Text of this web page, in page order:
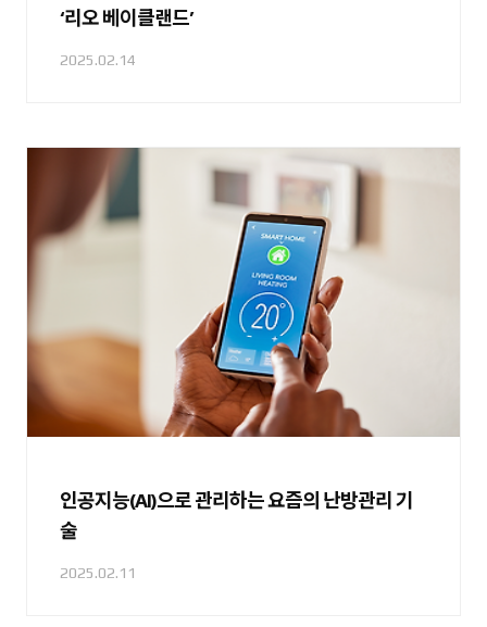
‘리오 베이클랜드’
2025.02.14
인공지능(AI)으로 관리하는 요즘의 난방관리 기
술
2025.02.11